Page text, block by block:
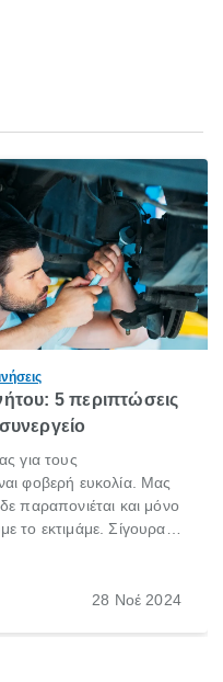
5 περιπτώσεις
για τους
φοβερή ευκολία. Μας
παραπονιέται και μόνο
το εκτιμάμε. Σίγουρα
μία βλάβη (ειδικά αν
θα αναβάλουμε
28 Νοέ 2024